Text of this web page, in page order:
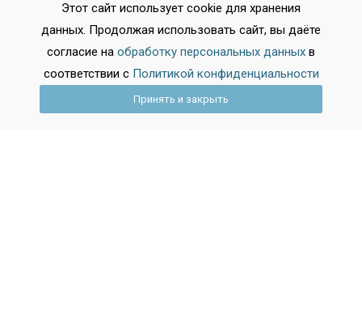
Волгоград
Воронеж
Иркутск
Кемерово
Этот сайт использует cookie для хранения
данных. Продолжая использовать сайт, вы даёте
согласие на обработку персональных данных в
соответствии с Политикой конфиденциальности
Принять и закрыть